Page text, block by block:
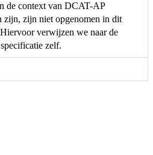
de context van DCAT-AP
zijn, zijn niet opgenomen in dit
verwijzen we naar de
zelf.